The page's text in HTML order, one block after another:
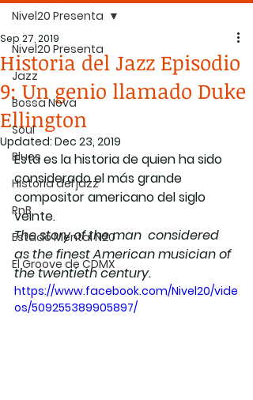
Nivel20 Presenta
Jazz
Bossa Nova
Soul
Blues
Historia del jazz
RnB
Estado Mental N20
El Groove de CDMX
Nivel20 Presenta
Historia del Jazz Episodio
9: Un genio llamado Duke
Ellington
Sep 27, 2019
Updated: Dec 23, 2019
Esta es la historia de quien ha sido
considerado el más grande
compositor americano del siglo
veinte.
The story of the man  considered
as the finest American musician of
the twentieth century.
https://www.facebook.com/Nivel20/vide
os/509255389905897/